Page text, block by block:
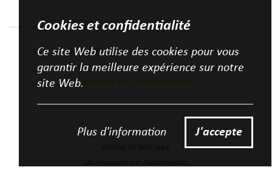
Municipalité de Lemieux © 2026 Tous droits réservés
Politique de confidentialité
Vitrine et Site web
développées par Axialmedia
Cookies et confidentialité
Ce site Web utilise des cookies pour vous
garantir la meilleure expérience sur notre
site Web.
Plus d'information J'accepte